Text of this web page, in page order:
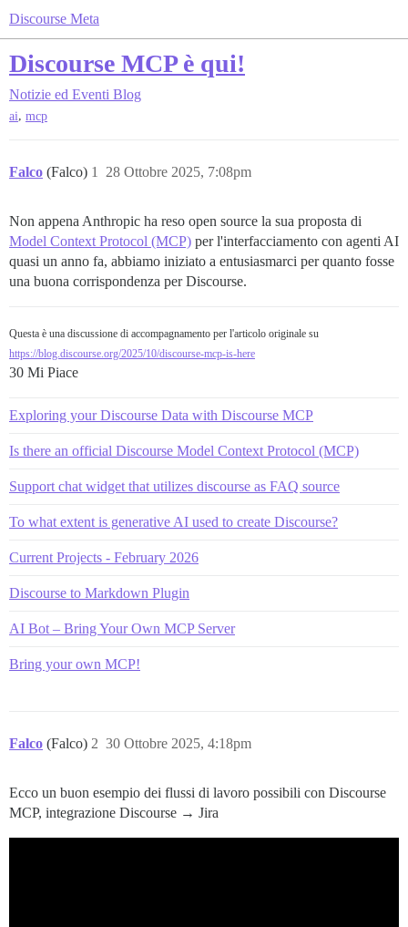
Discourse Meta
Discourse MCP è qui!
Notizie ed Eventi Blog
ai, mcp
Falco (Falco) 28 Ottobre 2025, 7:08pm
1
Non appena Anthropic ha reso open source la sua proposta di
Model Context Protocol (MCP) per l'interfacciamento con agenti AI
quasi un anno fa, abbiamo iniziato a entusiasmarci per quanto fosse
una buona corrispondenza per Discourse.
Questa è una discussione di accompagnamento per l'articolo originale su
https://blog.discourse.org/2025/10/discourse-mcp-is-here
30 Mi Piace
Exploring your Discourse Data with Discourse MCP
Is there an official Discourse Model Context Protocol (MCP)
Support chat widget that utilizes discourse as FAQ source
To what extent is generative AI used to create Discourse?
Current Projects - February 2026
Discourse to Markdown Plugin
AI Bot – Bring Your Own MCP Server
Bring your own MCP!
Falco (Falco) 30 Ottobre 2025, 4:18pm
2
Ecco un buon esempio dei flussi di lavoro possibili con Discourse
MCP, integrazione Discourse → Jira